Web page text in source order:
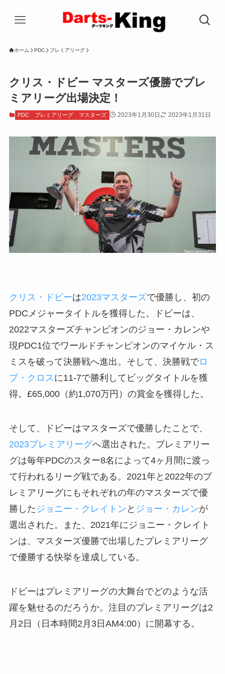
ホーム PDC プレミアリーグ
クリス・ドビー マスターズ優勝でプレ
ミアリーグ出場決定！
PDC プレミアリーグ マスターズ 2023年1月30日 2023年1月31日
クリス・ドビーは2023マスターズで優勝し、初の
PDCメジャータイトルを獲得した。ドビーは、
2022マスターズチャンピオンのジョー・カレンや
現PDC1位でワールドチャンピオンのマイケル・ス
ミスを破って決勝戦へ進出。そして、決勝戦でロ
ブ・クロスに11-7で勝利してビッグタイトルを獲
得。£65,000（約1,070万円）の賞金を獲得した。
そして、ドビーはマスターズで優勝したことで、
2023プレミアリーグへ選出された。プレミアリー
グは毎年PDCのスター8名によって4ヶ月間に渡っ
て行われるリーグ戦である。2021年と2022年のプ
レミアリーグにもそれぞれの年のマスターズで優
勝した ジョニー・クレイトン と ジョー・カレンが
選出された。また、2021年にジョニー・クレイト
ンは、マスターズ優勝で出場したプレミアリーグ
で優勝する快挙を達成している。
ドビーはプレミアリーグの大舞台でどのような活
躍を魅せるのだろうか。注目のプレミアリーグは2
月2日（日本時間2月3日AM4:00）に開幕する。